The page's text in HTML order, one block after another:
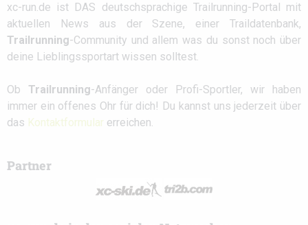
xc-run.de ist DAS deutschsprachige Trailrunning-Portal mit
aktuellen News aus der Szene, einer Traildatenbank,
Trailrunning-Community und allem was du sonst noch über
deine Lieblingssportart wissen solltest.
Ob Trailrunning-Anfänger oder Profi-Sportler, wir haben
immer ein offenes Ohr für dich! Du kannst uns jederzeit über
das Kontaktformular erreichen.
Partner